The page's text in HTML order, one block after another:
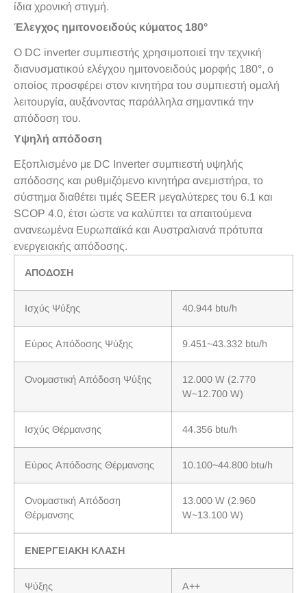
ίδια χρονική στιγμή.
Έλεγχος ημιτονοειδούς κύματος 180°
Ο DC inverter συμπιεστής χρησιμοποιεί την τεχνική
διανυσματικού ελέγχου ημιτονοειδούς μορφής 180°, ο
οποίος προσφέρει στον κινητήρα του συμπιεστή ομαλή
λειτουργία, αυξάνοντας παράλληλα σημαντικά την
απόδοση του.
Υψηλή απόδοση
Εξοπλισμένο με DC Inverter συμπιεστή υψηλής
απόδοσης και ρυθμιζόμενο κινητήρα ανεμιστήρα, το
σύστημα διαθέτει τιμές SEER μεγαλύτερες του 6.1 και
SCOP 4.0, έτσι ώστε να καλύπτει τα απαιτούμενα
ανανεωμένα Ευρωπαϊκά και Αυστραλιανά πρότυπα
ενεργειακής απόδοσης.
ΑΠΟΔΟΣΗ
Ισχύς Ψύξης 40.944 btu/h
Εύρος Απόδοσης Ψύξης 9.451~43.332 btu/h
Ονομαστική Απόδοση Ψύξης
12.000 W (2.770
W~12.700 W)
Ισχύς Θέρμανσης 44.356 btu/h
Εύρος Απόδοσης Θέρμανσης 10.100~44.800 btu/h
Ονομαστική Απόδοση
Θέρμανσης
13.000 W (2.960
W~13.100 W)
ΕΝΕΡΓΕΙΑΚΗ ΚΛΑΣΗ
Ψύξης A++